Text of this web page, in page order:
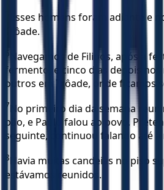
Esses homens foram adiante e
Trôade.
6
Navegamos de Filipos, após a
fermento, e cinco dias depois
outros em Trôade, onde ficamos
7
No primeiro dia da semana
pão, e Paulo falou ao povo.
seguinte, continuou falando até à
8
Havia muitas candeias no piso
estávamos reunidos.